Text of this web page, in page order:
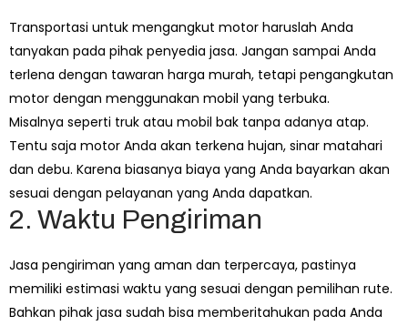
Transportasi untuk mengangkut motor haruslah Anda
tanyakan pada pihak penyedia jasa. Jangan sampai Anda
terlena dengan tawaran harga murah, tetapi pengangkutan
motor dengan menggunakan mobil yang terbuka.
Misalnya seperti truk atau mobil bak tanpa adanya atap.
Tentu saja motor Anda akan terkena hujan, sinar matahari
dan debu. Karena biasanya biaya yang Anda bayarkan akan
sesuai dengan pelayanan yang Anda dapatkan.
2. Waktu Pengiriman
Jasa pengiriman yang aman dan terpercaya, pastinya
memiliki estimasi waktu yang sesuai dengan pemilihan rute.
Bahkan pihak jasa sudah bisa memberitahukan pada Anda